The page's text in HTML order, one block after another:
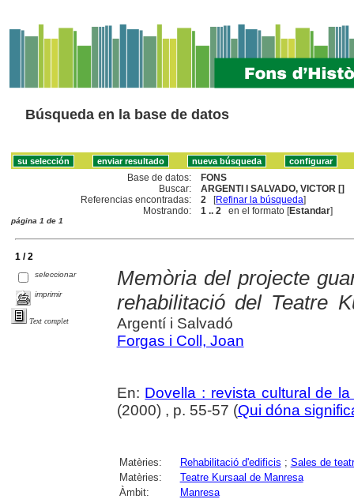
Búsqueda en la base de datos
Base de datos:
FONS
Buscar:
ARGENTI I SALVADO, VICTOR []
Referencias encontradas:
2 [Refinar la búsqueda]
Mostrando:
1 .. 2 en el formato [Estandar]
página 1 de 1
1 / 2
seleccionar
imprimir
Text complet
Memòria del projecte
rehabilitació del Teatre
Argentí i Salvadó
Forgas i Coll, Joan
En: Dovella : revista cultural de
(2000) , p. 55-57 (Qui dóna
Matèries: Rehabilitació d'edificis ; Sales de
Matèries:
Teatre Kursaal de Manresa
Àmbit:
Manresa